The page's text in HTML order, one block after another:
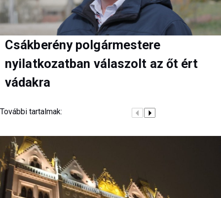
Csákberény polgármestere
nyilatkozatban válaszolt az őt ért
vádakra
További tartalmak: